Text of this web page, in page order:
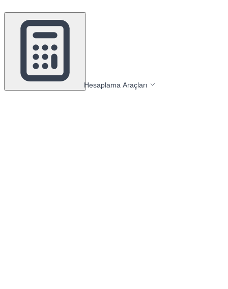
Hesaplama Araçları